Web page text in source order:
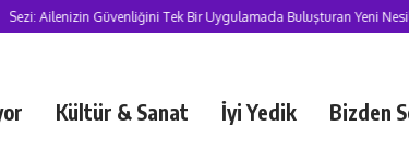
Güvenliğini Tek Bir Uygulamada Buluşturan Yeni Nesil
Kültür & Sanat İyi Yedik Bizden